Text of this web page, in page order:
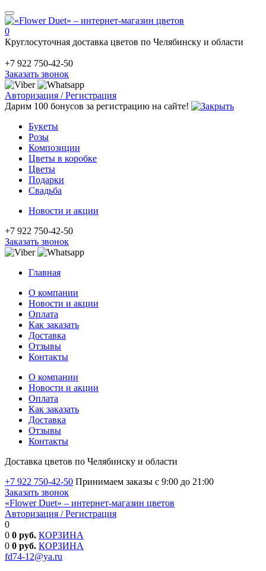
0
Круглосуточная доставка цветов по Челябинску и области
+7 922 750-42-50
Заказать звонок
Авторизация / Регистрация
Дарим 100 бонусов за регистрацию на сайте!
Букеты
Розы
Композиции
Цветы в коробке
Цветы
Подарки
Свадьба
Новости и акции
+7 922 750-42-50
Заказать звонок
Главная
О компании
Новости и акции
Оплата
Как заказать
Доставка
Отзывы
Контакты
О компании
Новости и акции
Оплата
Как заказать
Доставка
Отзывы
Контакты
Доставка цветов по Челябинску и области
+7 922 750-42-50 Принимаем заказы с 9:00 до 21:00
Заказать звонок
«Flower Duet» – интернет-магазин цветов
Авторизация / Регистрация
0
0 0 руб. КОРЗИНА
0 0 руб. КОРЗИНА
fd74-12@ya.ru